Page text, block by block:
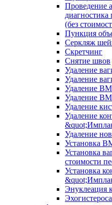
Проведение
(без
Пункция
Серкляж
Скретчинг
Снятие швов
Удаление
Удаление
Удаление
Удаление
Удаление
Удаление
Удаление
Установка
Установка
стоимости
Установка
Энуклеация